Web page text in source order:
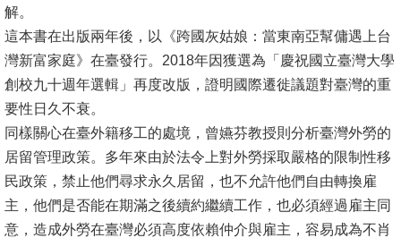
facebook
解。
這本書在出版兩年後，以《跨國灰姑娘：當東南亞幫傭遇上台
灣新富家庭》在臺發行。2018年因獲選為「慶祝國立臺灣大學
創校九十週年選輯」再度改版，證明國際遷徙議題對臺灣的重
要性日久不衰。
同樣關心在臺外籍移工的處境，曾嬿芬教授則分析臺灣外勞的
居留管理政策。多年來由於法令上對外勞採取嚴格的限制性移
民政策，禁止他們尋求永久居留，也不允許他們自由轉換雇
主，他們是否能在期滿之後續約繼續工作，也必須經過雇主同
意，造成外勞在臺灣必須高度依賴仲介與雇主，容易成為不肖